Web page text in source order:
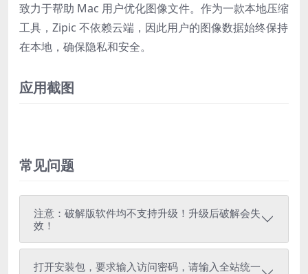
致力于帮助 Mac 用户优化图像文件。作为一款本地压缩
工具，Zipic 不依赖云端，因此用户的图像数据始终保持
在本地，确保隐私和安全。
应用截图
常见问题
注意：破解版软件均不支持升级！升级后破解会失
效！
打开安装包，要求输入访问密码，请输入全站统一